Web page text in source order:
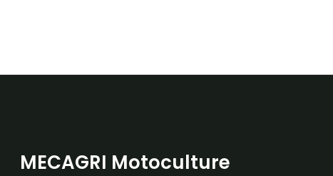
MECAGRI Motoculture